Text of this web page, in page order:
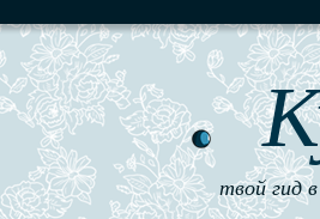
твой гид